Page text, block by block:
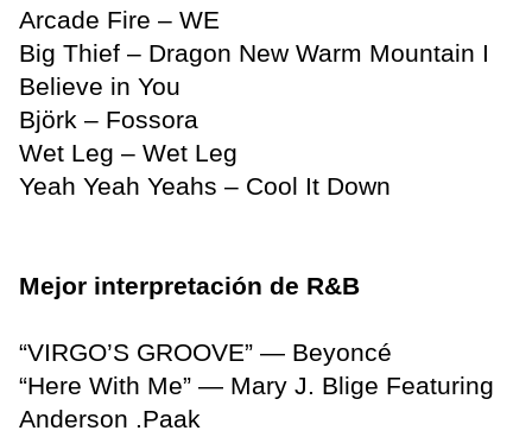
Arcade Fire – WE
Big Thief – Dragon New Warm Mountain I
Believe in You
Björk – Fossora
Wet Leg – Wet Leg
Yeah Yeah Yeahs – Cool It Down
Mejor interpretación de R&B
“VIRGO’S GROOVE” — Beyoncé
“Here With Me” — Mary J. Blige Featuring
Anderson .Paak